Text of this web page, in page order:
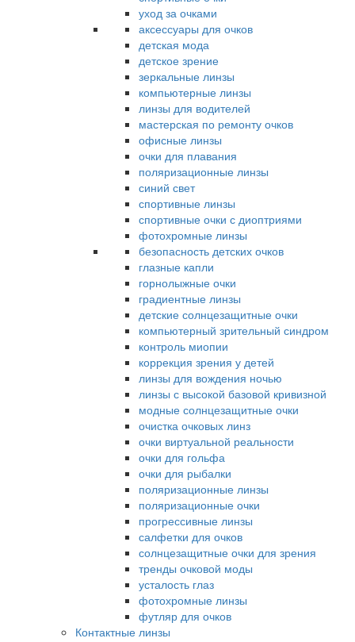
уход за очками
аксессуары для очков
детская мода
детское зрение
зеркальные линзы
компьютерные линзы
линзы для водителей
мастерская по ремонту очков
офисные линзы
очки для плавания
поляризационные линзы
синий свет
спортивные линзы
спортивные очки с диоптриями
фотохромные линзы
безопасность детских очков
глазные капли
горнолыжные очки
градиентные линзы
детские солнцезащитные очки
компьютерный зрительный синдром
контроль миопии
коррекция зрения у детей
линзы для вождения ночью
линзы с высокой базовой кривизной
модные солнцезащитные очки
очистка очковых линз
очки виртуальной реальности
очки для гольфа
очки для рыбалки
поляризационные линзы
поляризационные очки
прогрессивные линзы
салфетки для очков
солнцезащитные очки для зрения
тренды очковой моды
усталость глаз
фотохромные линзы
футляр для очков
Контактные линзы